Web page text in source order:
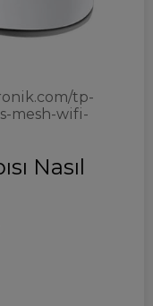
tp-
mesh-wifi-
Nasıl